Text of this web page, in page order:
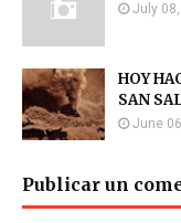
July
HOY
SAN
June
Publicar un